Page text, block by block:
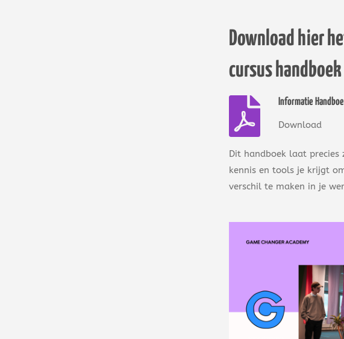
Download hier
cursus handboek
Informatie
Download
Dit handboek laat precies
kennis en tools je krijgt
verschil te maken in je